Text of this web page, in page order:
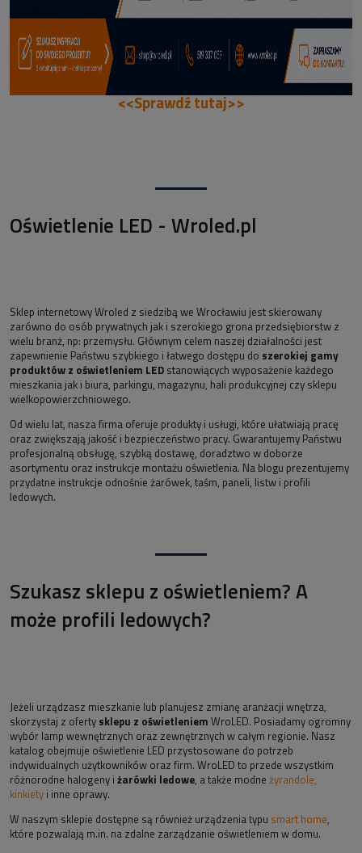
<<Sprawdź tutaj>>
Oświetlenie LED - Wroled.pl
Sklep internetowy Wroled z siedzibą we Wrocławiu jest skierowany
zarówno do osób prywatnych jak i szerokiego grona przedsiębiorstw z
wielu branż, np: przemysłu. Głównym celem naszej działalności jest
zapewnienie Państwu szybkiego i łatwego dostępu do szerokiej gamy
produktów z oświetleniem LED stanowiących wyposażenie każdego
mieszkania jak i biura, parkingu, magazynu, hali produkcyjnej czy sklepu
wielkopowierzchniowego.
Od wielu lat, nasza firma oferuje produkty i usługi, które ułatwiają pracę
oraz zwiększają jakość i bezpieczeństwo pracy. Gwarantujemy Państwu
profesjonalną obsługę, szybką dostawę, doradztwo w doborze
asortymentu oraz instrukcje montażu oświetlenia. Na blogu prezentujemy
przydatne instrukcje odnośnie żarówek, taśm, paneli, listw i profili
ledowych.
Szukasz sklepu z oświetleniem? A
może profili ledowych?
Jeżeli urządzasz mieszkanie lub planujesz zmianę aranżacji wnętrza,
skorzystaj z oferty sklepu z oświetleniem WroLED. Posiadamy ogromny
wybór lamp wewnętrznych oraz zewnętrznych w całym regionie. Nasz
katalog obejmuje oświetlenie LED przystosowane do potrzeb
indywidualnych użytkowników oraz firm. WroLED to przede wszystkim
różnorodne halogeny i żarówki ledowe, a także modne żyrandole,
kinkiety i inne oprawy.
W naszym sklepie dostępne są również urządzenia typu smart home,
które pozwalają m.in. na zdalne zarządzanie oświetleniem w domu.